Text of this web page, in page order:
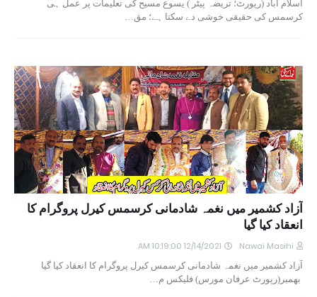
اسلام آباد (رپورٹ؛ تریضہ پیٹر ) یسوع مسیح کی تعلیمات پر عمل ہی
کرسمس کی حقیقی خوشی دے سکتا ہے؛ مق…
آزاد کشمیر میں نغمہ شادمانی کرسمس کیرل پروگرام کا
انعقاد کیا گیا
Nawai Masihi
12/14/2021 10:19:00 AM
آزاد کشمیر میں نغمہ شادمانی کرسمس کیرل پروگرام کا انعقاد کیا گیا
بھمبر(رپورٹ عرفان مورس) فلیکس م…